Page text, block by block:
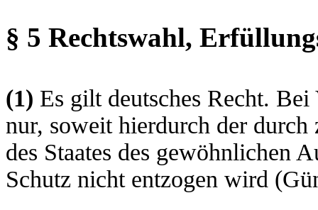
§ 5 Rechtswahl,
(1) Es gilt deutsches Recht.
nur, soweit hierdurch der durch
des Staates des gewöhnlichen
Schutz nicht entzogen wird